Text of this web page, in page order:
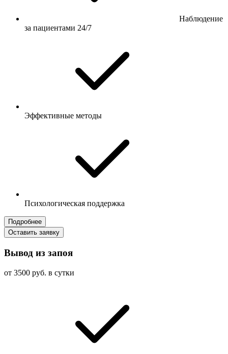
Наблюдение
за пациентами 24/7
Эффективные методы
Психологическая поддержка
Подробнее
Оставить заявку
Вывод из запоя
от 3500 руб. в сутки